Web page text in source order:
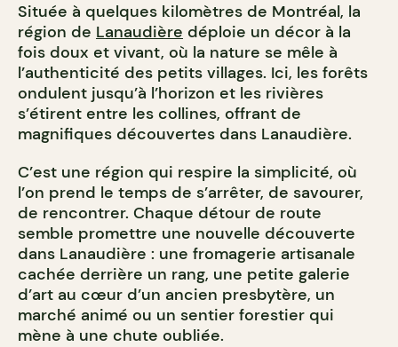
Située à quelques kilomètres de Montréal, la
région de Lanaudière déploie un décor à la
fois doux et vivant, où la nature se mêle à
l’authenticité des petits villages. Ici, les forêts
ondulent jusqu’à l’horizon et les rivières
s’étirent entre les collines, offrant de
magnifiques découvertes dans Lanaudière.
C’est une région qui respire la simplicité, où
l’on prend le temps de s’arrêter, de savourer,
de rencontrer. Chaque détour de route
semble promettre une nouvelle découverte
dans Lanaudière : une fromagerie artisanale
cachée derrière un rang, une petite galerie
d’art au cœur d’un ancien presbytère, un
marché animé ou un sentier forestier qui
mène à une chute oubliée.